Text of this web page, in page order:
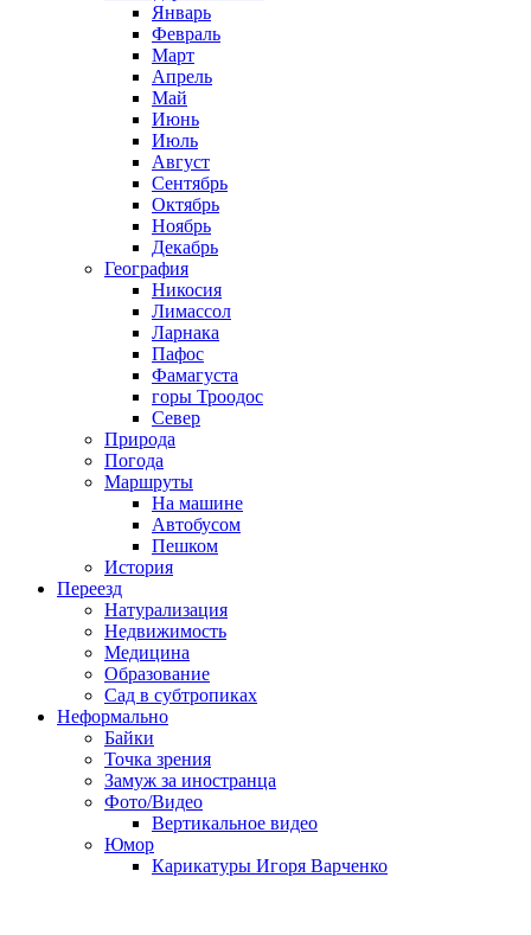
Январь
Февраль
Март
Апрель
Май
Июнь
Июль
Август
Сентябрь
Октябрь
Ноябрь
Декабрь
География
Никосия
Лимассол
Ларнака
Пафос
Фамагуста
горы Троодос
Север
Природа
Погода
Маршруты
На машине
Автобусом
Пешком
История
Переезд
Натурализация
Недвижимость
Медицина
Образование
Сад в субтропиках
Неформально
Байки
Точка зрения
Замуж за иностранца
Фото/Видео
Вертикальное видео
Юмор
Карикатуры Игоря Варченко